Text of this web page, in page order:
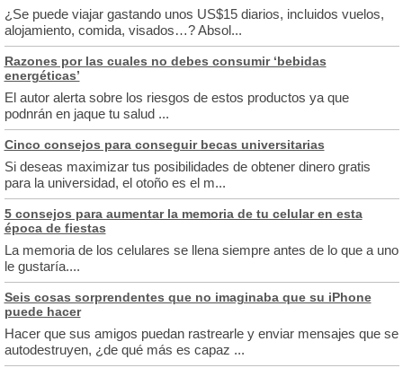
¿Se puede viajar gastando unos US$15 diarios, incluidos vuelos,
alojamiento, comida, visados…? Absol...
Razones por las cuales no debes consumir ‘bebidas
energéticas’
El autor alerta sobre los riesgos de estos productos ya que
podnrán en jaque tu salud ...
Cinco consejos para conseguir becas universitarias
Si deseas maximizar tus posibilidades de obtener dinero gratis
para la universidad, el otoño es el m...
5 consejos para aumentar la memoria de tu celular en esta
época de fiestas
La memoria de los celulares se llena siempre antes de lo que a uno
le gustaría....
Seis cosas sorprendentes que no imaginaba que su iPhone
puede hacer
Hacer que sus amigos puedan rastrearle y enviar mensajes que se
autodestruyen, ¿de qué más es capaz ...